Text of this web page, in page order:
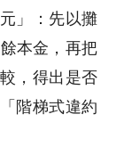
」：先以攤
本金，再把
，得出是否
階梯式違約